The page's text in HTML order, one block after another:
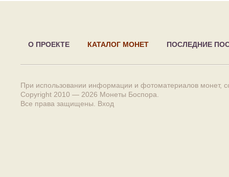
О ПРОЕКТЕ КАТАЛОГ МОНЕТ ПОСЛЕДНИЕ
При использовании информации и фотоматериалов монет,
Copyright 2010 — 2026 Монеты Боспора
Все права защищены. Вход